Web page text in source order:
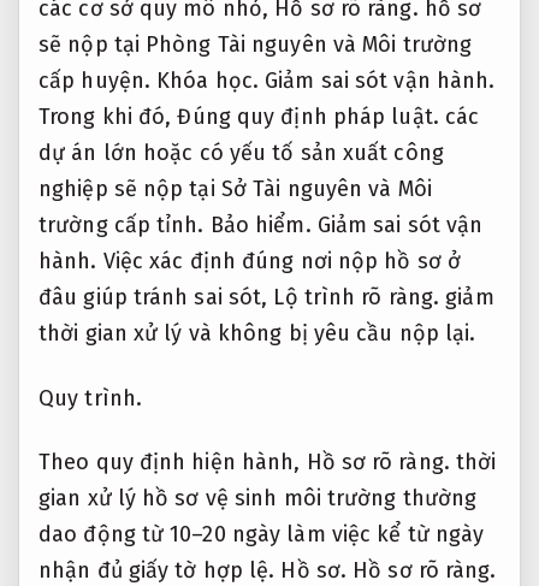
các cơ sở quy mô nhỏ, Hồ sơ rõ ràng. hồ sơ
sẽ nộp tại Phòng Tài nguyên và Môi trường
cấp huyện. Khóa học. Giảm sai sót vận hành.
Trong khi đó,Đúng quy định pháp luật. các
dự án lớn hoặc có yếu tố sản xuất công
nghiệp sẽ nộp tại Sở Tài nguyên và Môi
trường cấp tỉnh. Bảo hiểm. Giảm sai sót vận
hành. Việc xác định đúng nơi nộp hồ sơ ở
đâu giúp tránh sai sót, Lộ trình rõ ràng. giảm
thời gian xử lý và không bị yêu cầu nộp lại.
Quy trình.
Theo quy định hiện hành, Hồ sơ rõ ràng. thời
gian xử lý hồ sơ vệ sinh môi trường thường
dao động từ 10–20 ngày làm việc kể từ ngày
nhận đủ giấy tờ hợp lệ. Hồ sơ. Hồ sơ rõ ràng.